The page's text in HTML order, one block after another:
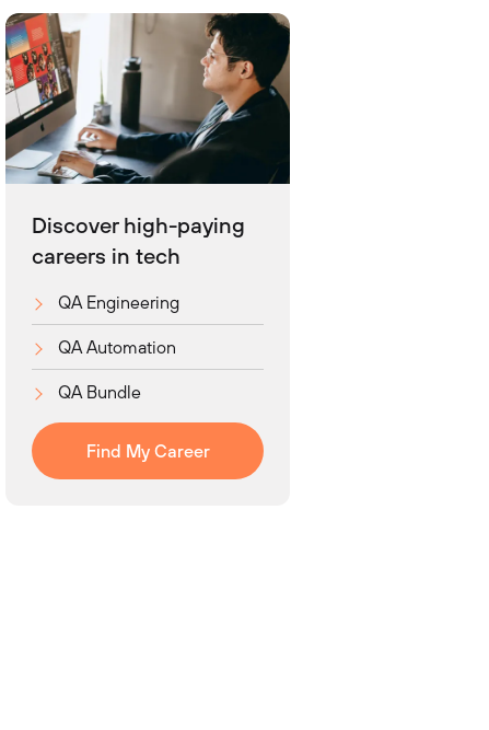
Discover high-paying
careers in tech
QA Engineering
QA Automation
QA Bundle
Find My Career